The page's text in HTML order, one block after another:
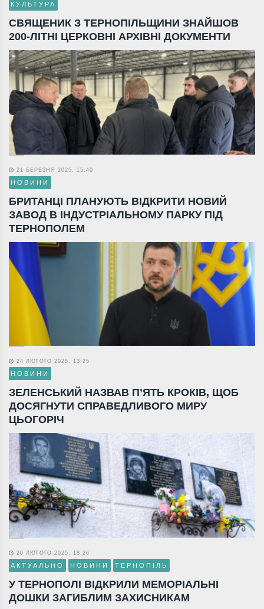
КУЛЬТУРА
СВЯЩЕНИК З ТЕРНОПІЛЬЩИНИ ЗНАЙШОВ
200-ЛІТНІ ЦЕРКОВНІ АРХІВНІ ДОКУМЕНТИ
21 БЕРЕЗНЯ 2025, 15:40
НОВИНИ
БРИТАНЦІ ПЛАНУЮТЬ ВІДКРИТИ НОВИЙ
ЗАВОД В ІНДУСТРІАЛЬНОМУ ПАРКУ ПІД
ТЕРНОПОЛЕМ
24 ЛЮТОГО 2025, 13:25
НОВИНИ
ЗЕЛЕНСЬКИЙ НАЗВАВ П’ЯТЬ КРОКІВ, ЩОБ
ДОСЯГНУТИ СПРАВЕДЛИВОГО МИРУ
ЦЬОГОРІЧ
20 ЛЮТОГО 2025, 18:26
АКТУАЛЬНО НОВИНИ ТЕРНОПІЛЬ
У ТЕРНОПОЛІ ВІДКРИЛИ МЕМОРІАЛЬНІ
ДОШКИ ЗАГИБЛИМ ЗАХИСНИКАМ